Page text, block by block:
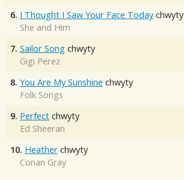
6. I Thought I Saw Your Face Today chwyty
She and Him
7. Sailor Song chwyty
Gigi Perez
8. You Are My Sunshine chwyty
Folk Songs
9. Perfect chwyty
Ed Sheeran
10. Heather chwyty
Conan Gray